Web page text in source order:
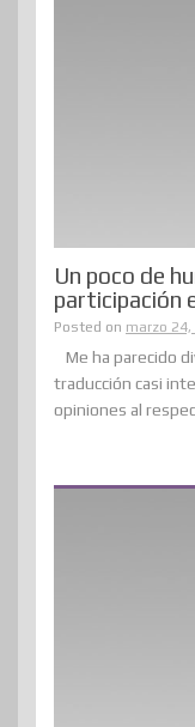
Un poco de
participación
Posted on marzo 24,
Me ha parecido
traducción casi
opiniones al